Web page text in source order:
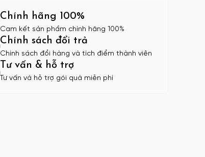
Chính hãng 100%
Cam kết sản phẩm chính hãng 100%
Chính sách đổi trả
Chính sách đổi hàng và tích điểm thành viên
Tư vấn & hỗ trợ
Tư vấn và hỗ trợ gói quà miễn phí